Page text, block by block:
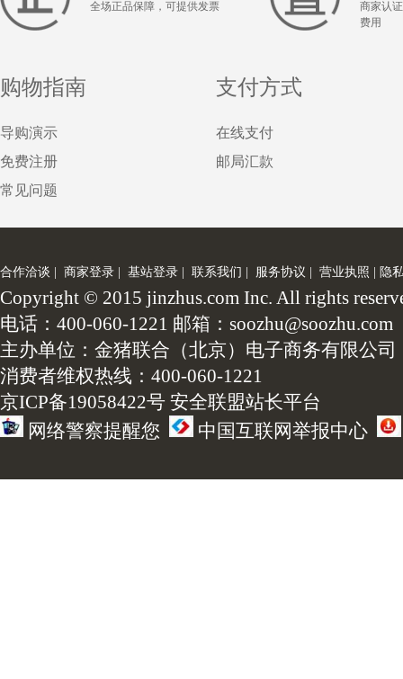
全场正品保障，可提供发票
商家认
费用
购物指南
导购演示
免费注册
常见问题
支付方式
在线支付
邮局汇款
合作洽谈 商家登录 基站登录 联系我们 服务协议 营业执照 隐
Copyright © 2015 jinzhus.com Inc. All rights
电话：400-060-1221 邮箱：soozhu@soozhu.com
主办单位：金猪联合（北京）电子商务有限公司
消费者维权热线：400-060-1221
京ICP备19058422号 安全联盟站长平台
网络警察提醒您
中国互联网举报中心